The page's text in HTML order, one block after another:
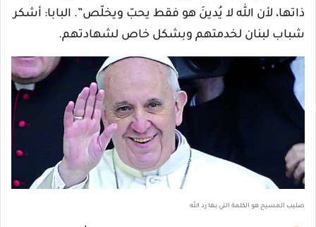
ذاتها، لأن الله لا يُدينَ هو فقط يحبّ ويخلّص”. البابا: أشكر
شباب لبنان لخدمتهم وبشكل خاص لشهادتهم.
صليب المسيح هو الكلمة التي بها رد الله